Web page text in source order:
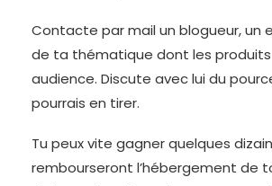
Contacte par mail un blogueur, un
de ta thématique dont les
audience. Discute avec lui du
pourrais en tirer.
Tu peux vite gagner quelques
rembourseront l’hébergement de